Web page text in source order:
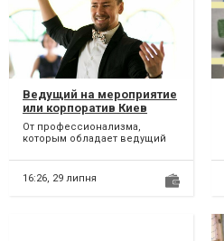
Ведущий на мероприятие
или корпоратив Киев
От профессионализма,
которым обладает ведущий
тонко чувствовать
настроение...
16:26, 29 липня